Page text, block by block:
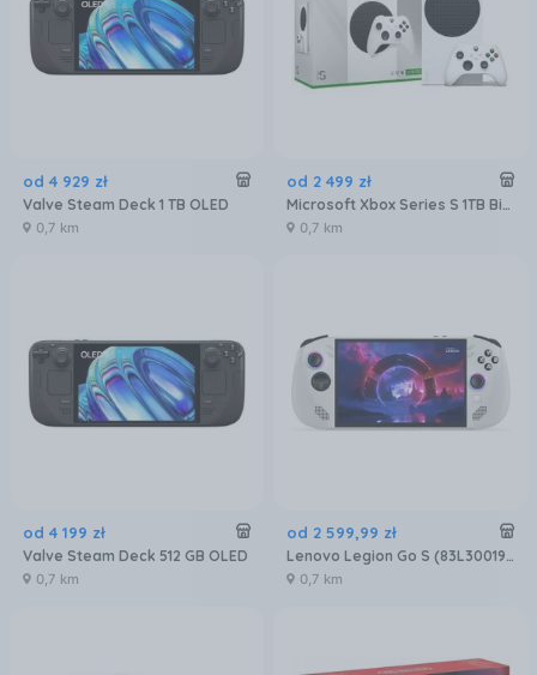
od 4 929 zł
Valve Steam Deck 1 TB OLED
0,7 km
od 2 499 zł
Microsoft Xbox Series S 1TB Biała
0,7 km
od 4 199 zł
Valve Steam Deck 512 GB OLED
0,7 km
od 2 599,99 zł
Lenovo Legion Go S (83L30019PB)
0,7 km